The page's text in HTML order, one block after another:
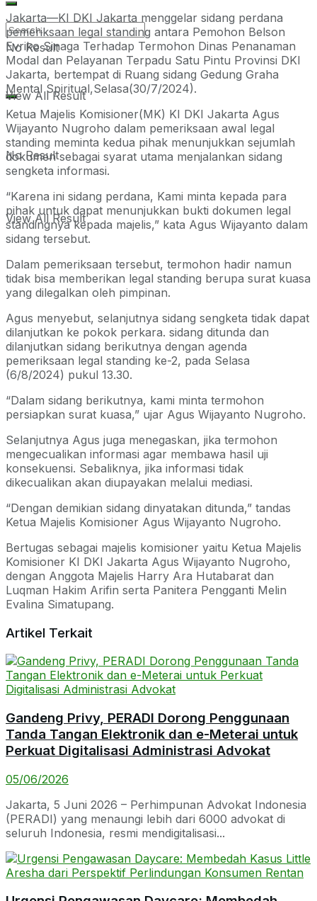
No Result
View All Result
No Result
View All Result
Jakarta—KI DKI Jakarta menggelar sidang perdana
pemeriksaan legal standing antara Pemohon Belson
Evriko Sinaga Terhadap Termohon Dinas Penanaman
Modal dan Pelayanan Terpadu Satu Pintu Provinsi DKI
Jakarta, bertempat di Ruang sidang Gedung Graha
Mental Spiritual,Selasa(30/7/2024).
Ketua Majelis Komisioner(MK) KI DKI Jakarta Agus
Wijayanto Nugroho dalam pemeriksaan awal legal
standing meminta kedua pihak menunjukkan sejumlah
dokumen sebagai syarat utama menjalankan sidang
sengketa informasi.
“Karena ini sidang perdana, Kami minta kepada para
pihak untuk dapat menunjukkan bukti dokumen legal
standingnya kepada majelis,” kata Agus Wijayanto dalam
sidang tersebut.
Dalam pemeriksaan tersebut, termohon hadir namun
tidak bisa memberikan legal standing berupa surat kuasa
yang dilegalkan oleh pimpinan.
Agus menyebut, selanjutnya sidang sengketa tidak dapat
dilanjutkan ke pokok perkara. sidang ditunda dan
dilanjutkan sidang berikutnya dengan agenda
pemeriksaan legal standing ke-2, pada Selasa
(6/8/2024) pukul 13.30.
“Dalam sidang berikutnya, kami minta termohon
persiapkan surat kuasa,” ujar Agus Wijayanto Nugroho.
Selanjutnya Agus juga menegaskan, jika termohon
mengecualikan informasi agar membawa hasil uji
konsekuensi. Sebaliknya, jika informasi tidak
dikecualikan akan diupayakan melalui mediasi.
“Dengan demikian sidang dinyatakan ditunda,” tandas
Ketua Majelis Komisioner Agus Wijayanto Nugroho.
Bertugas sebagai majelis komisioner yaitu Ketua Majelis
Komisioner KI DKI Jakarta Agus Wijayanto Nugroho,
dengan Anggota Majelis Harry Ara Hutabarat dan
Luqman Hakim Arifin serta Panitera Pengganti Melin
Evalina Simatupang.
Artikel Terkait
Gandeng Privy, PERADI Dorong Penggunaan
Tanda Tangan Elektronik dan e-Meterai untuk
Perkuat Digitalisasi Administrasi Advokat
05/06/2026
Jakarta, 5 Juni 2026 – Perhimpunan Advokat Indonesia
(PERADI) yang menaungi lebih dari 6000 advokat di
seluruh Indonesia, resmi mendigitalisasi...